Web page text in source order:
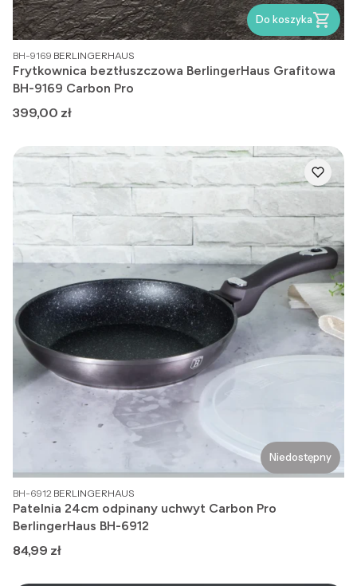
Do koszyka
BH-9169 PRODUCENT
BERLINGERHAUS
Frytkownica beztłuszczowa BerlingerHaus Grafitowa
BH-9169 Carbon Pro
Cena
399,00 zł
Niedostępny
BH-6912 PRODUCENT
BERLINGERHAUS
Patelnia 24cm odpinany uchwyt Carbon Pro
BerlingerHaus BH-6912
Cena
84,99 zł